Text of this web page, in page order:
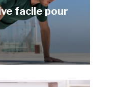
facile pour